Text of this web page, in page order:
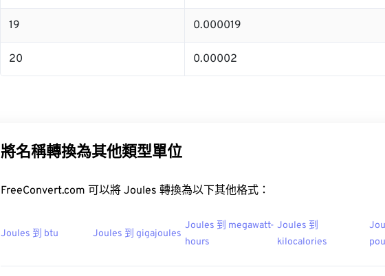
19 0.000019
20 0.00002
將名稱轉換為其他類型單位
FreeConvert.com 可以將 Joules 轉換為以下其他格式：
Joules 到 btu Joules 到 gigajoules
Joules 到 megawatt-
hours
Joules 到
kilocalories